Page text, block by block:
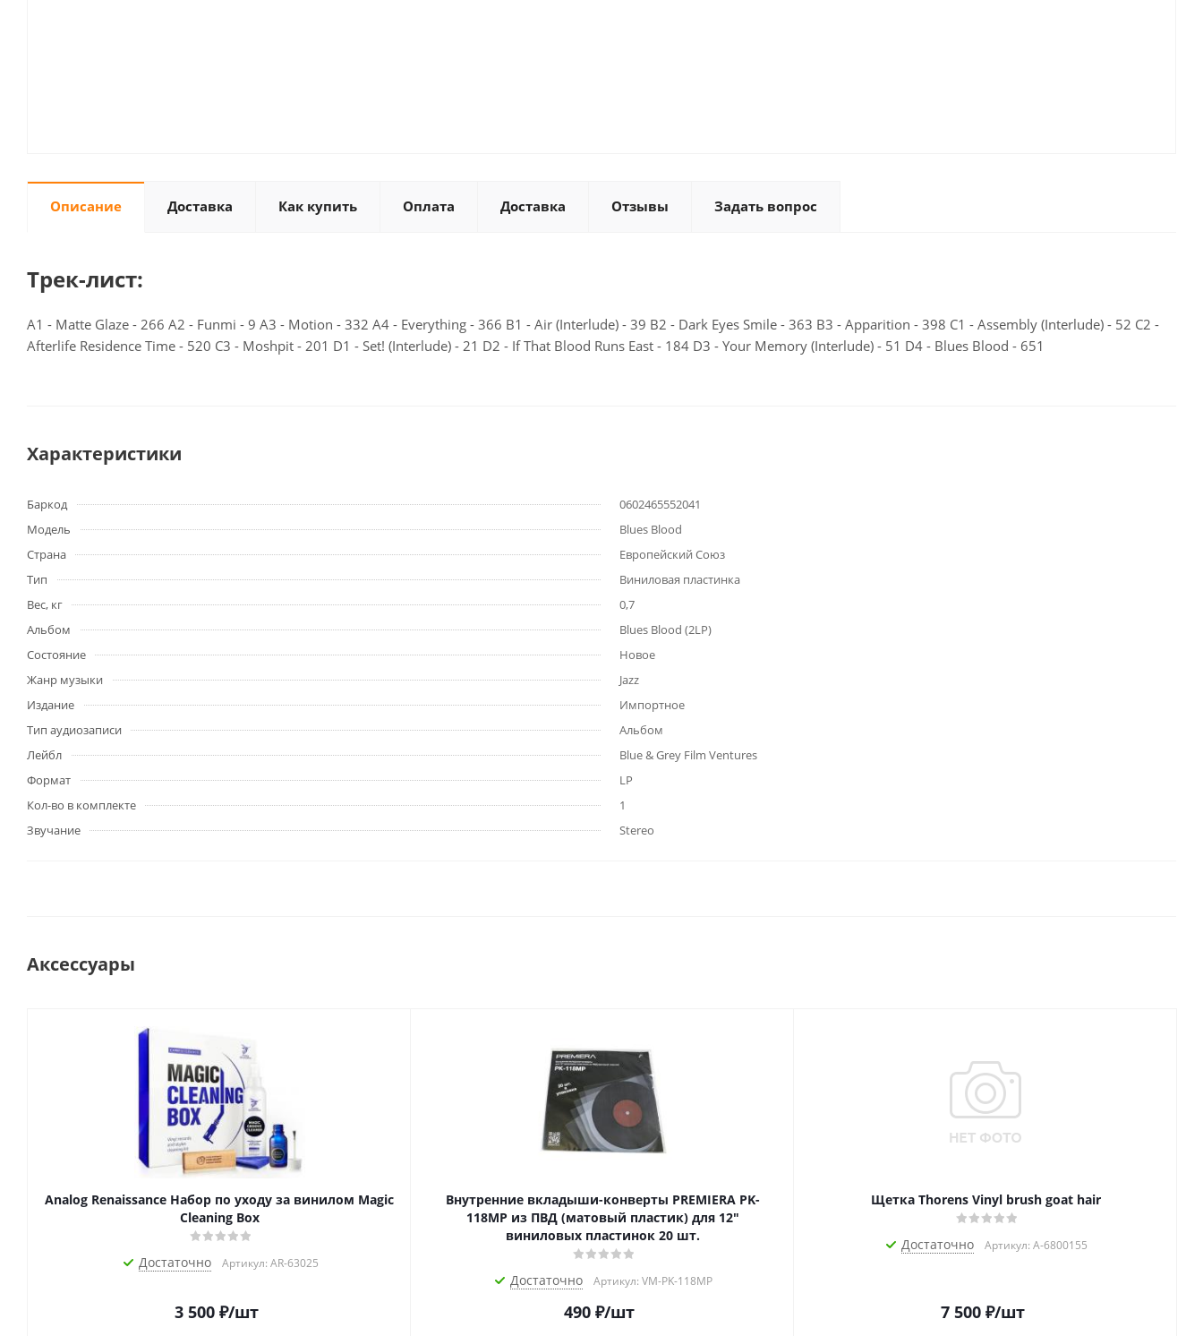
Описание Доставка Как купить Оплата Доставка Отзывы Задать вопрос
Трек-лист:
A1 - Matte Glaze - 266 A2 - Funmi - 9 A3 - Motion - 332 A4 - Everything - 366 B1 - Air (Interlude) - 39 B2 - Dark Eyes Smile - 363 B3 - Apparition - 398 C1 - Assembly (Interlude) - 52 C2 -
Afterlife Residence Time - 520 C3 - Moshpit - 201 D1 - Set! (Interlude) - 21 D2 - If That Blood Runs East - 184 D3 - Your Memory (Interlude) - 51 D4 - Blues Blood - 651
Характеристики
Баркод
0602465552041
Модель
Blues Blood
Страна
Европейский Союз
Тип
Виниловая пластинка
Вес, кг
0,7
Альбом
Blues Blood (2LP)
Состояние
Новое
Жанр музыки
Jazz
Издание
Импортное
Тип аудиозаписи
Альбом
Лейбл
Blue & Grey Film Ventures
Формат
LP
Кол-во в комплекте
1
Звучание
Stereo
Аксессуары
Analog Renaissance Набор по уходу за винилом Magic
Cleaning Box
Достаточно Артикул: AR-63025
3 500₽/шт
Внутренние вкладыши-конверты PREMIERA PK-
118MP из ПВД (матовый пластик) для 12"
виниловых пластинок 20 шт.
Достаточно Артикул: VM-PK-118MP
490 ₽/шт
Щетка Thorens Vinyl brush goat hair
Достаточно Артикул: A-6800155
7 500₽/шт